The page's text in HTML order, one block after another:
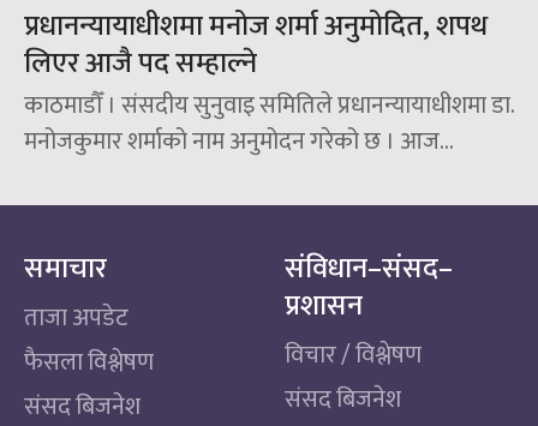
प्रधानन्यायाधीशमा मनोज शर्मा अनुमोदित, शपथ
लिएर आजै पद सम्हाल्ने
काठमाडौँ । संसदीय सुनुवाइ समितिले प्रधानन्यायाधीशमा डा.
मनोजकुमार शर्माको नाम अनुमोदन गरेको छ । आज...
समाचार
ताजा अपडेट
फैसला विश्लेषण
संसद बिजनेश
संविधान–संसद–
प्रशासन
विचार / विश्लेषण
संसद बिजनेश